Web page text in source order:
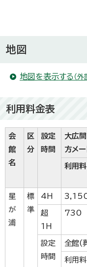
地図
地図を表示する （外
利用料金表
会
館
名
区
分
設定
時間
大広
方メー
利用料
星
が
浦
標
準
4H
超
1H
730
設定
時間
全館(
利用料